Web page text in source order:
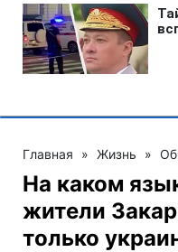
Главная » Жизнь »
На каком
жители
только